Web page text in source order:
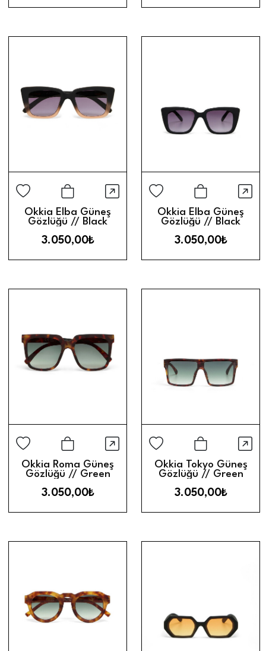
Sepete Ekle
Hızlı Görünüm
Okkia Elba Güneş
Gözlüğü // Black
3.050,00₺
Sepete
Okkia Elba Güneş
Gözlüğü // Black
3.050,00₺
Sepete Ekle
Hızlı Görünüm
Okkia Roma Güneş
Gözlüğü // Green
3.050,00₺
Sepete
Okkia Tokyo Güneş
Gözlüğü // Green
3.050,00₺